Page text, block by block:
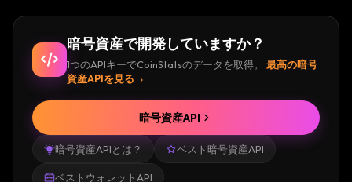
暗号資産で開発していますか？
1つのAPIキーでCoinStatsのデータを取得。
最高の暗号
資産APIを見る
暗号資産APIとは？ ベスト暗号資産API
ベストウォレットAPI
暗号資産API